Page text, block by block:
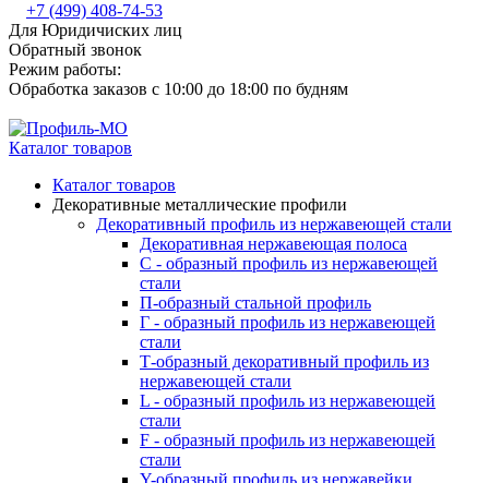
+7 (499) 408-74-53
Для Юридичиских лиц
Обратный звонок
Режим работы:
Обработка заказов с 10:00 до 18:00 по будням
Каталог товаров
Каталог товаров
Декоративные металлические профили
Декоративный профиль из нержавеющей стали
Декоративная нержавеющая полоса
С - образный профиль из нержавеющей
стали
П-образный стальной профиль
Г - образный профиль из нержавеющей
стали
Т-образный декоративный профиль из
нержавеющей стали
L - образный профиль из нержавеющей
стали
F - образный профиль из нержавеющей
стали
Y-образный профиль из нержавейки